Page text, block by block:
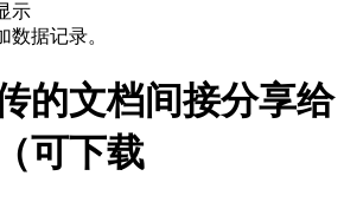
示
数据记录。
的文档间接分享给
可下载